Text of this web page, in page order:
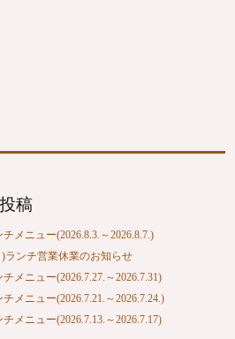
稿
メニュー(2026.8.3.～2026.8.7.)
)ランチ営業休業のお知らせ
メニュー(2026.7.27.～2026.7.31)
メニュー(2026.7.21.～2026.7.24.)
メニュー(2026.7.13.～2026.7.17)